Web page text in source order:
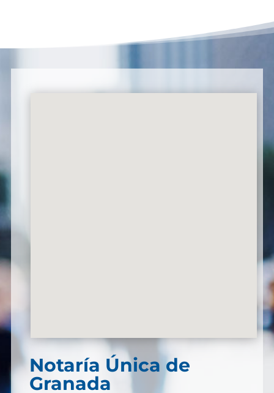
Notaría Única de
Granada